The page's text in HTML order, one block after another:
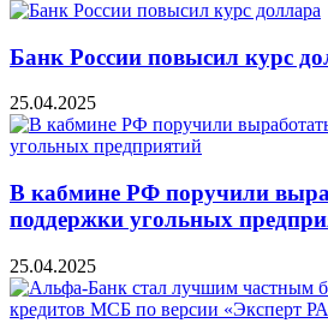
Банк России повысил курс
25.04.2025
В кабмине РФ поручили
поддержки угольных
25.04.2025